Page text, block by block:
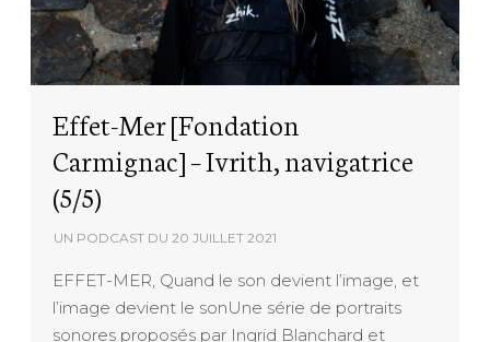
Effet-Mer [Fondation
Carmignac] – Ivrith, navigatrice
(5/5)
UN PODCAST DU20 JUILLET 2021
EFFET-MER, Quand le son devient l’image, et
l’image devient le sonUne série de portraits
sonores proposés par Ingrid Blanchard et